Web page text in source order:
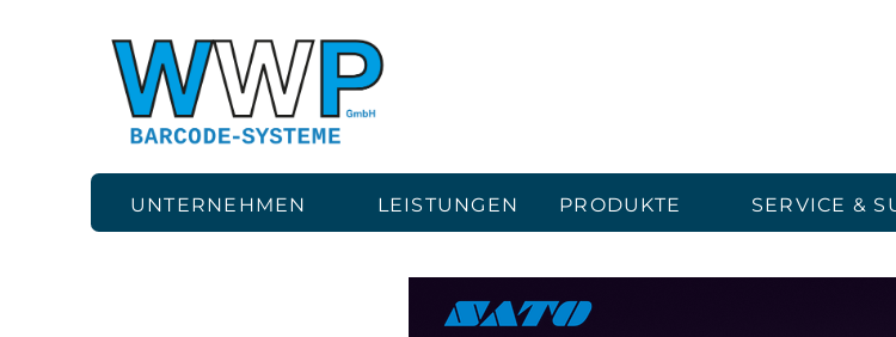
UNTERNEHMEN LEISTUNGEN PRODUKTE SERVICE &